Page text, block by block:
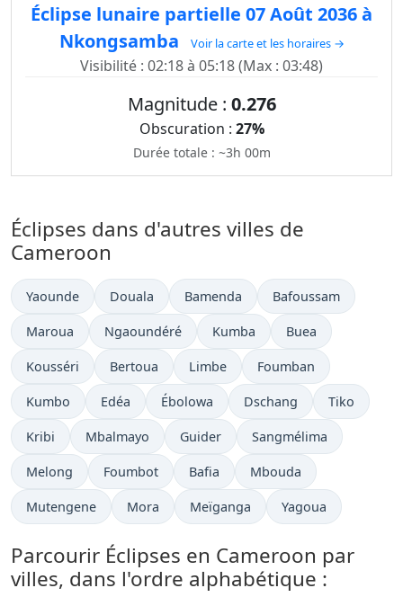
Éclipse lunaire partielle 07 Août 2036 à
Nkongsamba
Voir la carte et les horaires →
Visibilité : 02:18 à 05:18 (Max : 03:48)
Magnitude : 0.276
Obscuration : 27%
Durée totale : ~3h 00m
Éclipses dans d'autres villes de
Cameroon
Yaounde Douala Bamenda Bafoussam
Maroua Ngaoundéré Kumba Buea
Kousséri Bertoua Limbe Foumban
Kumbo Edéa Ébolowa Dschang Tiko
Kribi Mbalmayo Guider Sangmélima
Melong Foumbot Bafia Mbouda
Mutengene Mora Meïganga Yagoua
Parcourir Éclipses en Cameroon par
villes, dans l'ordre alphabétique :